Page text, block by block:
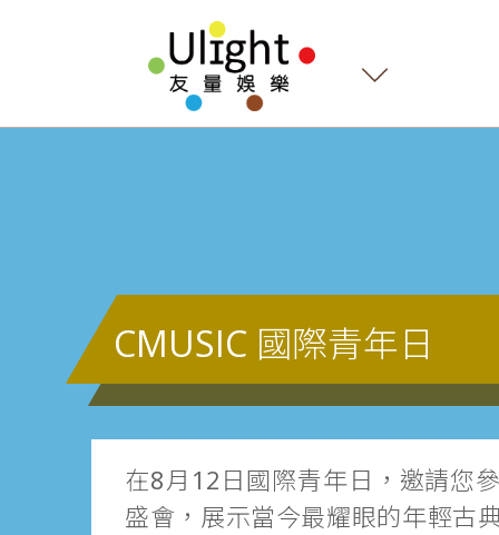
CMUSIC 國際青年日
在8月12日國際青年日，邀請您
盛會，展示當今最耀眼的年輕古